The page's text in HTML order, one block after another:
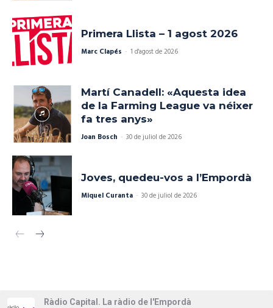
Primera Llista – 1 agost 2026
Marc Clapés - 1 d'agost de 2026
Martí Canadell: «Aquesta idea
de la Farming League va néixer
fa tres anys»
Joan Bosch - 30 de juliol de 2026
Joves, quedeu-vos a l’Empordà
Miquel Curanta - 30 de juliol de 2026
Ràdio Capital. La ràdio de l'Empordà